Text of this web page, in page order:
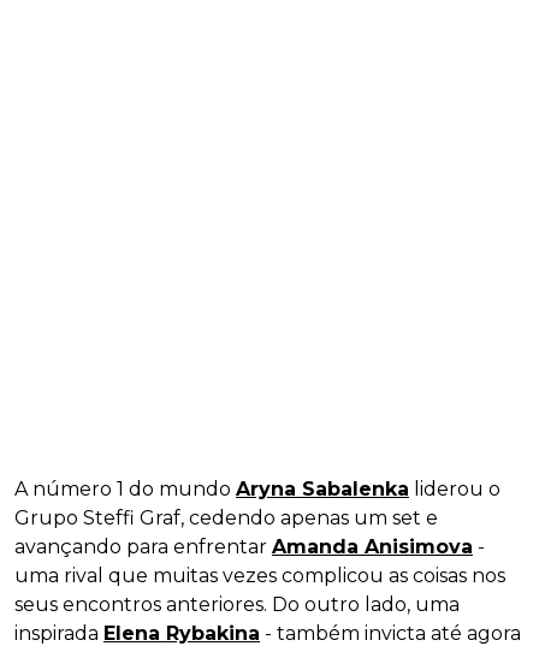
A número 1 do mundo Aryna Sabalenka liderou o
Grupo Steffi Graf, cedendo apenas um set e
avançando para enfrentar Amanda Anisimova -
uma rival que muitas vezes complicou as coisas nos
seus encontros anteriores. Do outro lado, uma
inspirada Elena Rybakina - também invicta até agora